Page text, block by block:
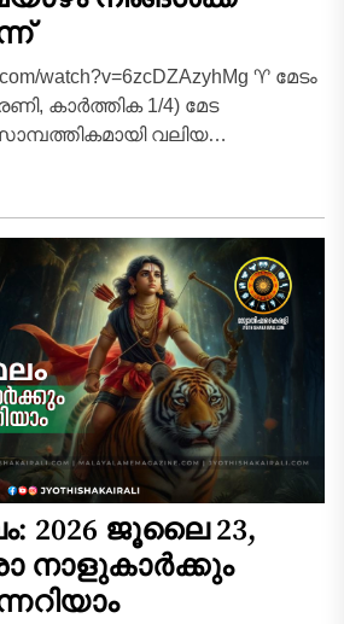
watch?v=6zcDZAzyhMg ♈ മേടം
കാർത്തിക 1/4) മേട
വലിയ
കുടിശ്ശികയായി...
2026 ജൂലൈ 23,
നാളുകാർക്കും